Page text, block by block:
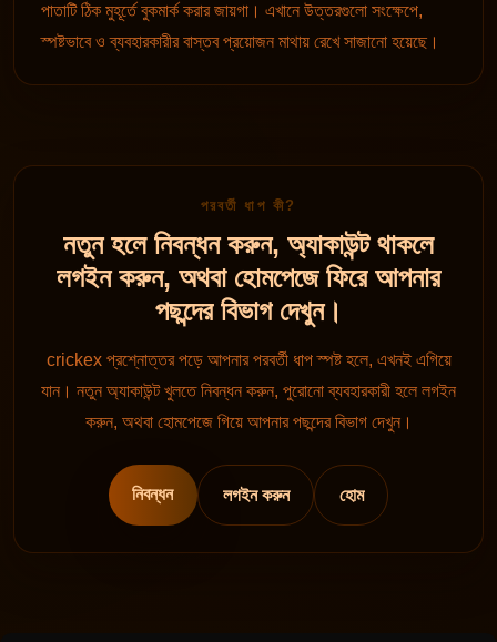
পাতাটি ঠিক মুহূর্তে বুকমার্ক করার জায়গা। এখানে উত্তরগুলো সংক্ষেপে,
স্পষ্টভাবে ও ব্যবহারকারীর বাস্তব প্রয়োজন মাথায় রেখে সাজানো হয়েছে।
পরবর্তী ধাপ কী?
নতুন হলে নিবন্ধন করুন, অ্যাকাউন্ট থাকলে
লগইন করুন, অথবা হোমপেজে ফিরে আপনার
পছন্দের বিভাগ দেখুন।
crickex প্রশ্নোত্তর পড়ে আপনার পরবর্তী ধাপ স্পষ্ট হলে, এখনই এগিয়ে
যান। নতুন অ্যাকাউন্ট খুলতে নিবন্ধন করুন, পুরোনো ব্যবহারকারী হলে লগইন
করুন, অথবা হোমপেজে গিয়ে আপনার পছন্দের বিভাগ দেখুন।
নিবন্ধন লগইন করুন হোম